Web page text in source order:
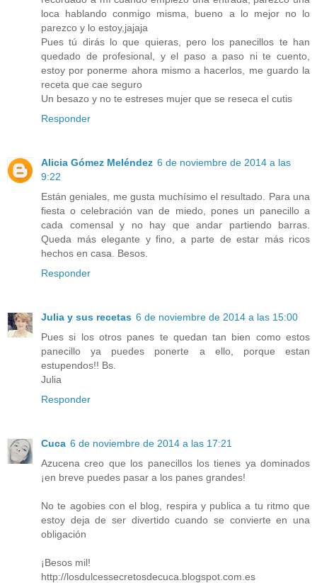
loca hablando conmigo misma, bueno a lo mejor no lo
parezco y lo estoy,jajaja
Pues tú dirás lo que quieras, pero los panecillos te han
quedado de profesional, y el paso a paso ni te cuento,
estoy por ponerme ahora mismo a hacerlos, me guardo la
receta que cae seguro
Un besazo y no te estreses mujer que se reseca el cutis
Responder
Alicia Gómez Meléndez 6 de noviembre de 2014 a las
9:22
Están geniales, me gusta muchísimo el resultado. Para una
fiesta o celebración van de miedo, pones un panecillo a
cada comensal y no hay que andar partiendo barras.
Queda más elegante y fino, a parte de estar más ricos
hechos en casa. Besos.
Responder
Julia y sus recetas 6 de noviembre de 2014 a las 15:00
Pues si los otros panes te quedan tan bien como estos
panecillo ya puedes ponerte a ello, porque estan
estupendos!! Bs.
Julia
Responder
Cuca 6 de noviembre de 2014 a las 17:21
Azucena creo que los panecillos los tienes ya dominados
¡en breve puedes pasar a los panes grandes!
No te agobies con el blog, respira y publica a tu ritmo que
estoy deja de ser divertido cuando se convierte en una
obligación
¡Besos mil!
http://losdulcessecretosdecuca.blogspot.com.es